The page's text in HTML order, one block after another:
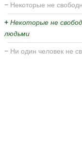
− Некоторые не
+ Некоторые не
людьми
− Ни один человек не